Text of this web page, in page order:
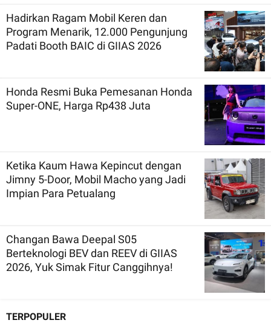
Hadirkan Ragam Mobil Keren dan
Program Menarik, 12.000 Pengunjung
Padati Booth BAIC di GIIAS 2026
Honda Resmi Buka Pemesanan Honda
Super-ONE, Harga Rp438 Juta
Ketika Kaum Hawa Kepincut dengan
Jimny 5-Door, Mobil Macho yang Jadi
Impian Para Petualang
Changan Bawa Deepal S05
Berteknologi BEV dan REEV di GIIAS
2026, Yuk Simak Fitur Canggihnya!
TERPOPULER